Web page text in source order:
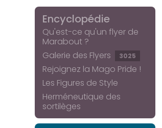
Encyclopédie
Qu'est-ce qu'un flyer de
Marabout ?
Galerie des Flyers
3025
Rejoignez la Mago Pride !
Les Figures de Style
Herméneutique des
sortilèges